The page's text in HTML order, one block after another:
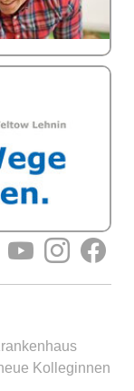
YouTubeInstagram
Kolleginnen